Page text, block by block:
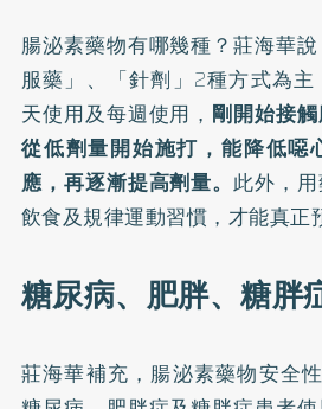
腸泌素藥物有哪幾種？莊海華
服藥」、「針劑」2種方式為
天使用及每週使用， 剛開始接
從低劑量開始施打，能降低噁
應，再逐漸提高劑量。此外，
飲食及規律運動習慣，才能真正
糖尿病、肥胖、糖胖
莊海華補充，腸泌素藥物安全